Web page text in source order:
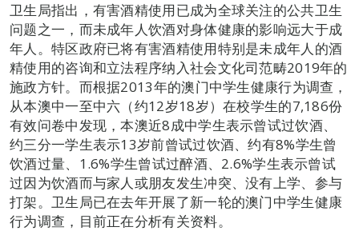
卫生局指出，有害酒精使用已成为全球关注的公共卫生
问题之一，而未成年人饮酒对身体健康的影响远大于成
年人。特区政府已将有害酒精使用特别是未成年人的酒
精使用的咨询和立法程序纳入社会文化司范畴2019年的
施政方针。而根据2013年的澳门中学生健康行为调查，
从本澳中一至中六（约12岁18岁）在校学生的7,186份
有效问卷中发现，本澳近8成中学生表示曾试过饮酒、
约三分一学生表示13岁前曾试过饮酒、约有8%学生曾
饮酒过量、1.6%学生曾试过醉酒、2.6%学生表示曾试
过因为饮酒而与家人或朋友发生冲突、没有上学、参与
打架。卫生局已在去年开展了新一轮的澳门中学生健康
行为调查，目前正在分析有关资料。